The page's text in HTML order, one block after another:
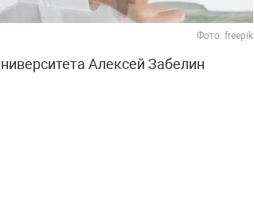
Фото: freepik
Алексей Забелин